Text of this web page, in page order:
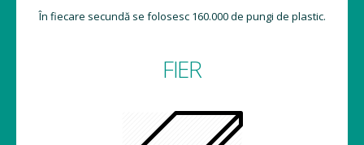
În fiecare secundă se folosesc 160.000 de pungi de plastic.
FIER